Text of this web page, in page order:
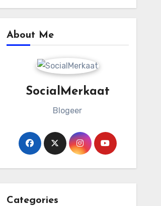
About Me
SocialMerkaat
Blogeer
Categories